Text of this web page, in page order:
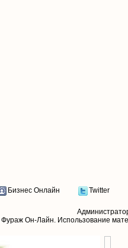
Бизнес Онлайн Twitter
Фураж Он-Лайн. Использование